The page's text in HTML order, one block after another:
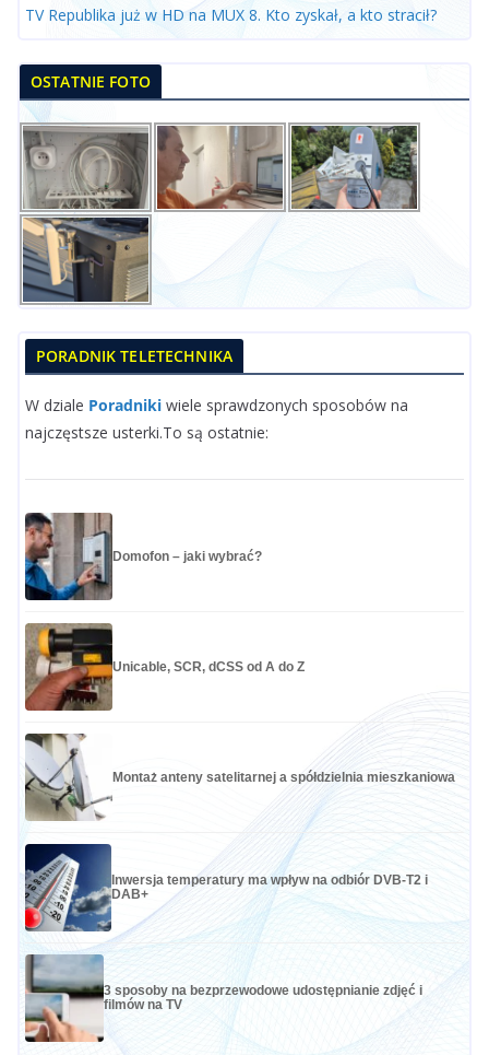
TV Republika już w HD na MUX 8. Kto zyskał, a kto stracił?
OSTATNIE FOTO
PORADNIK TELETECHNIKA
W dziale Poradniki wiele sprawdzonych sposobów na
najczęstsze usterki.To są ostatnie:
Domofon – jaki wybrać?
Unicable, SCR, dCSS od A do Z
Montaż anteny satelitarnej a spółdzielnia mieszkaniowa
Inwersja temperatury ma wpływ na odbiór DVB-T2 i
DAB+
3 sposoby na bezprzewodowe udostępnianie zdjęć i
filmów na TV